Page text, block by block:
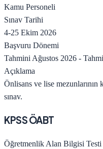
Kamu Personeli
Sınav Tarihi
4-25 Ekim 2026
Başvuru Dönemi
Tahmini Ağustos 2026 -
Açıklama
Önlisans ve lise mezunlarının
sınav.
KPSS ÖABT
Öğretmenlik Alan Bilgisi Testi